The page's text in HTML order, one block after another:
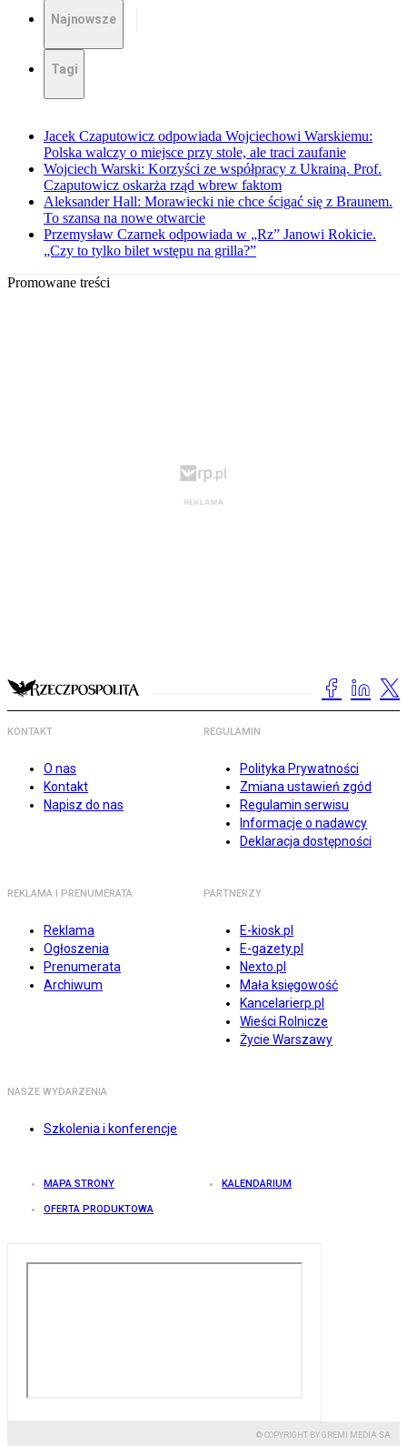
Najnowsze
Tagi
Jacek Czaputowicz odpowiada Wojciechowi Warskiemu:
Polska walczy o miejsce przy stole, ale traci zaufanie
Wojciech Warski: Korzyści ze współpracy z Ukrainą. Prof.
Czaputowicz oskarża rząd wbrew faktom
Aleksander Hall: Morawiecki nie chce ścigać się z Braunem.
To szansa na nowe otwarcie
Przemysław Czarnek odpowiada w „Rz” Janowi Rokicie.
„Czy to tylko bilet wstępu na grilla?”
Promowane treści
KONTAKT
O nas
Kontakt
Napisz do nas
REGULAMIN
Polityka Prywatności
Zmiana ustawień zgód
Regulamin serwisu
Informacje o nadawcy
Deklaracja dostępności
REKLAMA I PRENUMERATA
Reklama
Ogłoszenia
Prenumerata
Archiwum
PARTNERZY
E-kiosk.pl
E-gazety.pl
Nexto.pl
Mała księgowość
Kancelarierp.pl
Wieści Rolnicze
Życie Warszawy
NASZE WYDARZENIA
Szkolenia i konferencje
MAPA STRONY KALENDARIUM
OFERTA PRODUKTOWA
© COPYRIGHT BY GREMI MEDIA SA